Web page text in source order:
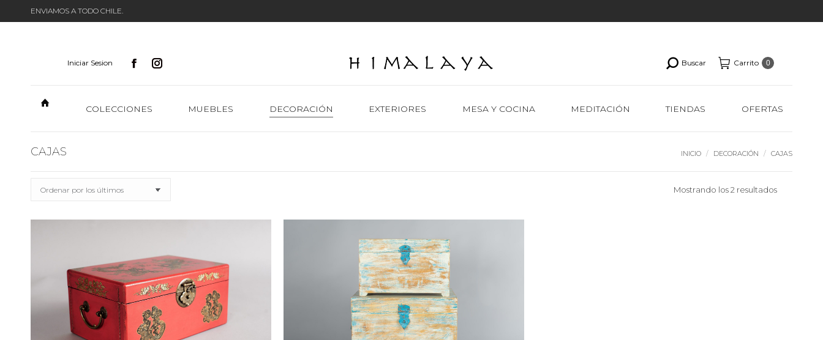
ENVIAMOS A TODO CHILE.
Iniciar Sesion Buscar Carrito 0
COLECCIONES MUEBLES DECORACIÓN EXTERIORES MESA Y COCINA MEDITACIÓN TIENDAS OFERTAS
CAJAS Estás aquí:
INICIO DECORACIÓN CAJAS
Mostrando los 2 resultadosOrdenado